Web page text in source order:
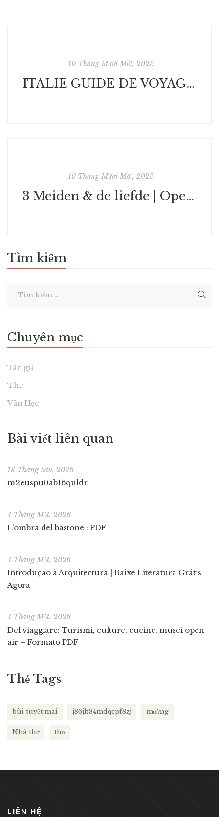
10 Tháng Mười Một, 2025
ITALIE GUIDE DE VOYAGE 2026: Ce que personne ne vous a dit avant de visiter – Trésors cachés, secrets locaux et conseils pratiques | (E-Book)
10 Tháng Mười Một, 2025
3 Meiden & de liefde | Open PDF-archief
Tìm kiếm
Chuyên mục
Tác giả
Thơ
Văn Học
Bài viết liên quan
13 Tháng Sáu, 2026
m2euspu0ab16quldr
4 Tháng Một, 2026
L’ombra del bastone : PDF
4 Tháng Một, 2026
Introdução à Arquitectura | Baixe Literatura Grátis
Agora
4 Tháng Một, 2026
Del viaggiare: Turismi, culture, cucine, musei open
air – Formato PDF
Thẻ Tags
bùi tuyết mai j86jh84mdqcpf8zj mường
Nhà thơ thơ
LIÊN HỆ